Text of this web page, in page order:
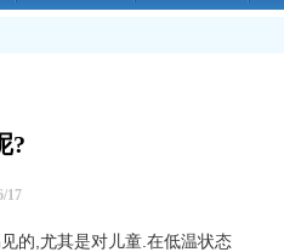
?
17
的,尤其是对儿童.在低温状态